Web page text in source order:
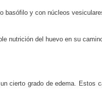
basófilo y con núcleos
nutrición del huevo en su
cierto grado de edema. Estos